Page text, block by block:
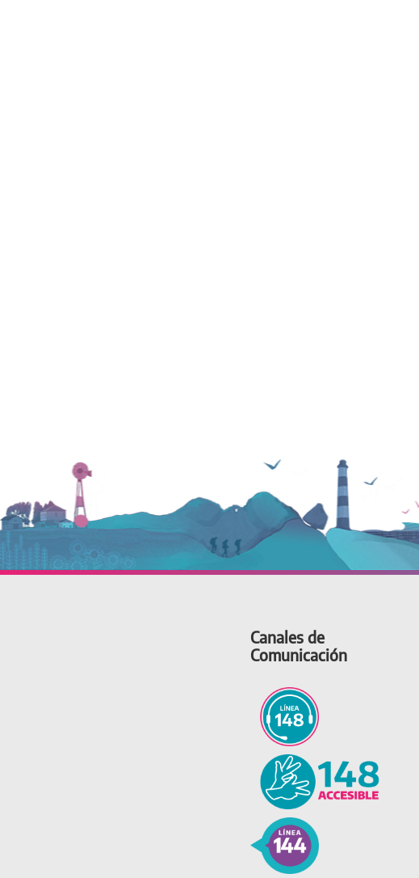
Canales de
Comunicación